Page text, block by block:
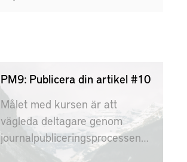
responsibility for sustainable
development. Professional
engineering codes of ethics and
major research ethical
declarations will be introduced.
PM9: Publicera din artikel #10
Målet med kursen är att
vägleda deltagare genom
journalpubliceringsprocessen
med en egen artikel.